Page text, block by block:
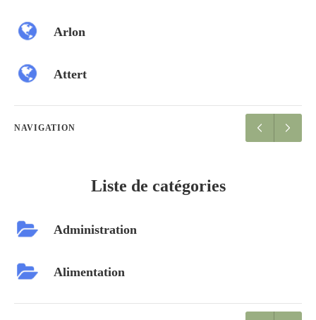
Arlon
Attert
NAVIGATION
Liste de catégories
Administration
Alimentation